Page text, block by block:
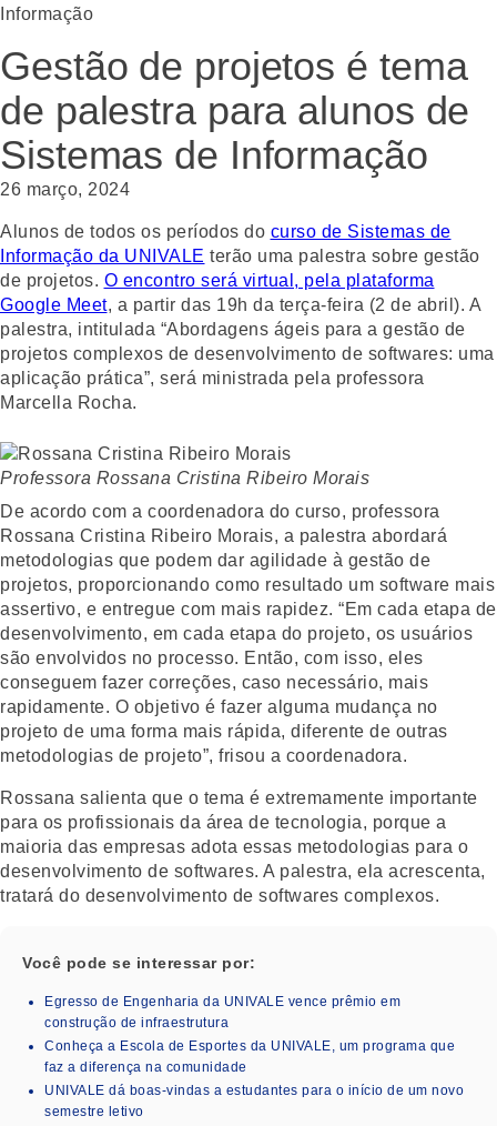
Informação
Gestão de projetos é tema
de palestra para alunos de
Sistemas de Informação
26 março, 2024
Alunos de todos os períodos do curso de Sistemas de
Informação da UNIVALE terão uma palestra sobre gestão
de projetos. O encontro será virtual, pela plataforma
Google Meet, a partir das 19h da terça-feira (2 de abril). A
palestra, intitulada “Abordagens ágeis para a gestão de
projetos complexos de desenvolvimento de softwares: uma
aplicação prática”, será ministrada pela professora
Marcella Rocha.
Professora Rossana Cristina Ribeiro Morais
De acordo com a coordenadora do curso, professora
Rossana Cristina Ribeiro Morais, a palestra abordará
metodologias que podem dar agilidade à gestão de
projetos, proporcionando como resultado um software mais
assertivo, e entregue com mais rapidez. “Em cada etapa de
desenvolvimento, em cada etapa do projeto, os usuários
são envolvidos no processo. Então, com isso, eles
conseguem fazer correções, caso necessário, mais
rapidamente. O objetivo é fazer alguma mudança no
projeto de uma forma mais rápida, diferente de outras
metodologias de projeto”, frisou a coordenadora.
Rossana salienta que o tema é extremamente importante
para os profissionais da área de tecnologia, porque a
maioria das empresas adota essas metodologias para o
desenvolvimento de softwares. A palestra, ela acrescenta,
tratará do desenvolvimento de softwares complexos.
Você pode se interessar por:
Egresso de Engenharia da UNIVALE vence prêmio em
construção de infraestrutura
Conheça a Escola de Esportes da UNIVALE, um programa que
faz a diferença na comunidade
UNIVALE dá boas-vindas a estudantes para o início de um novo
semestre letivo